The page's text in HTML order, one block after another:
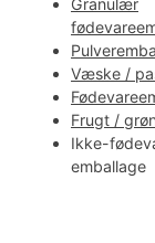
Granulær
Væske /
Frugt /
Ikke-
emballage